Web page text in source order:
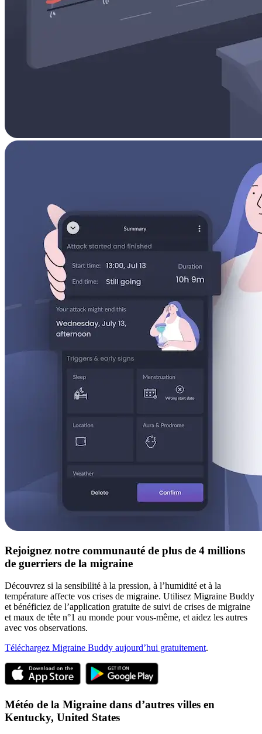
Rejoignez notre communauté de plus de 4 millions
de guerriers de la migraine
Découvrez si la sensibilité à la pression, à l’humidité et à la
température affecte vos crises de migraine. Utilisez Migraine Buddy
et bénéficiez de l’application gratuite de suivi de crises de migraine
et maux de tête n°1 au monde pour vous-même, et aidez les autres
avec vos observations.
Téléchargez Migraine Buddy aujourd’hui gratuitement.
Météo de la Migraine dans d’autres villes en
Kentucky, United States